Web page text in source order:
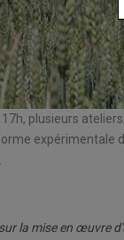
plusieurs
expérimentale
la mise en œuvre